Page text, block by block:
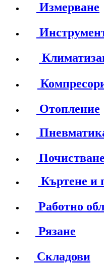
Измерване
Отопление
Почистване
Къртене и
Работно
Рязане
Складови